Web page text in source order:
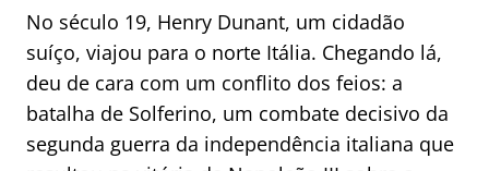
No século 19, Henry Dunant, um cidadão
suíço, viajou para o norte Itália. Chegando lá,
deu de cara com um conflito dos feios: a
batalha de Solferino, um combate decisivo da
segunda guerra da independência italiana que